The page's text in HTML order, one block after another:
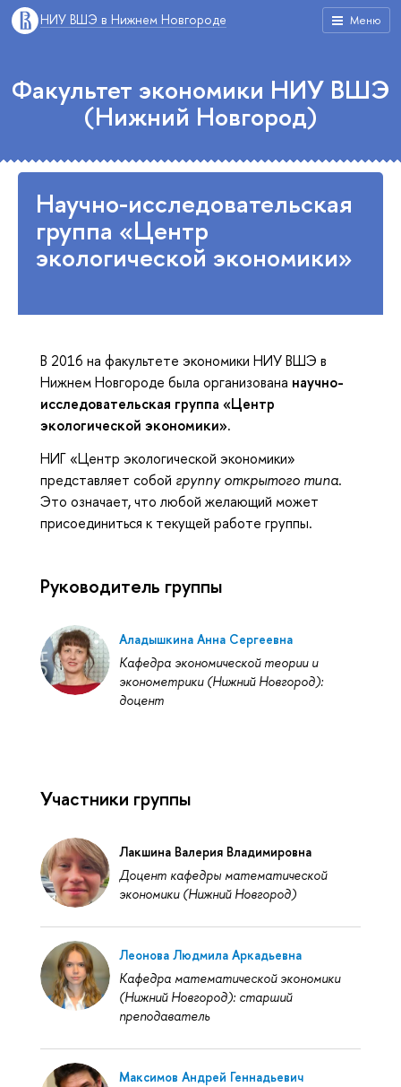
Меню
НИУ ВШЭ в Нижнем Новгороде
Факультет экономики НИУ ВШЭ
(Нижний Новгород)
Научно-исследовательская
группа «Центр
экологической экономики»
В 2016 на факультете экономики НИУ ВШЭ в
Нижнем Новгороде была организована научно-
исследовательская группа «Центр
экологической экономики».
НИГ «Центр экологической экономики»
представляет собой группу открытого типа.
Это означает, что любой желающий может
присоединиться к текущей работе группы.
Руководитель группы
Аладышкина Анна Сергеевна
Кафедра экономической теории и
эконометрики (Нижний Новгород):
доцент
Участники группы
Лакшина Валерия Владимировна
Доцент кафедры математической
экономики (Нижний Новгород)
Леонова Людмила Аркадьевна
Кафедра математической экономики
(Нижний Новгород): старший
преподаватель
Максимов Андрей Геннадьевич